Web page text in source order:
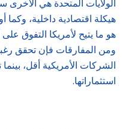
الولايات المتحدة هي
هيكلة اقتصادية داخلية،
هو ما يتيح لأمريكا التفوق
ومن المفارقات فإن تحقق
الشركات الأمريكية أقل،
استثماراتها.